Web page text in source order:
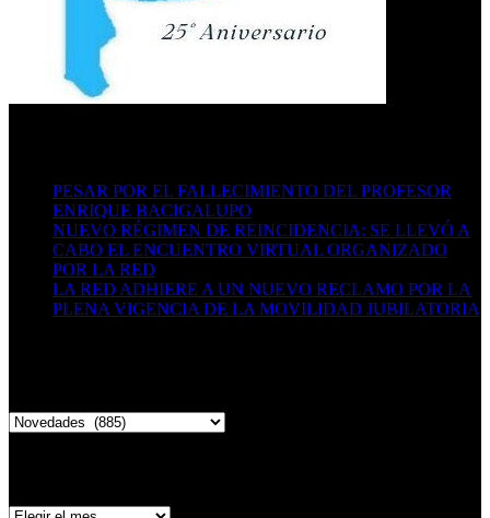
PESAR POR EL FALLECIMIENTO DEL PROFESOR
ENRIQUE BACIGALUPO
NUEVO RÉGIMEN DE REINCIDENCIA: SE LLEVÓ A
CABO EL ENCUENTRO VIRTUAL ORGANIZADO
POR LA RED
LA RED ADHIERE A UN NUEVO RECLAMO POR LA
PLENA VIGENCIA DE LA MOVILIDAD JUBILATORIA
Categorías
Archivo